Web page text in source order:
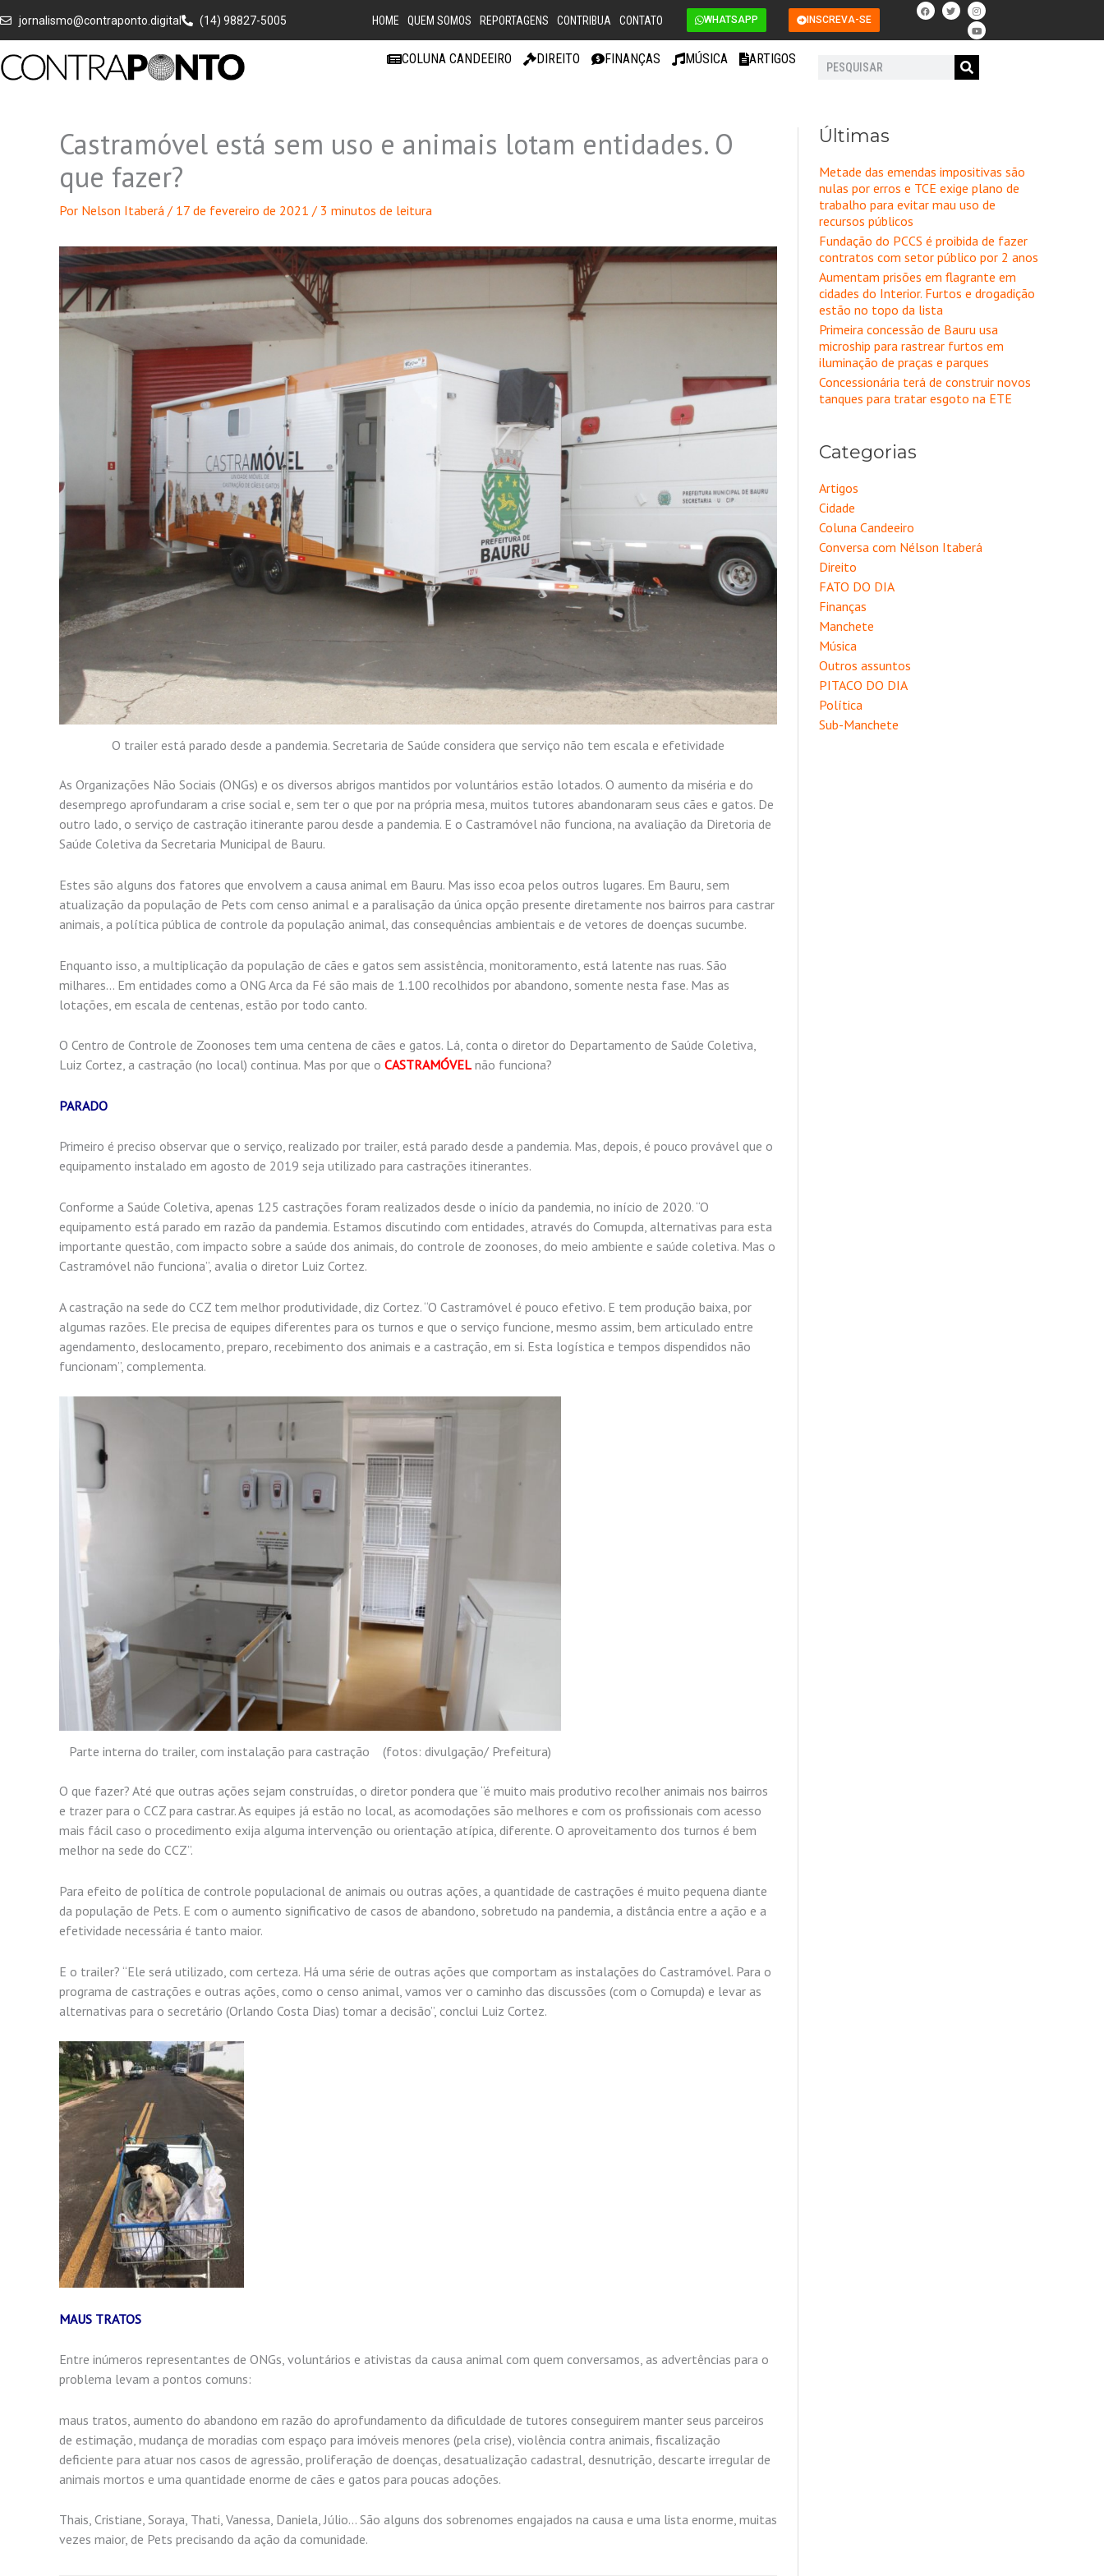
para
conteúdo
jornalismo@contraponto.digital (14) 98827-5005 HOME QUEM SOMOS REPORTAGENS CONTRIBUA CONTATO WHATSAPP INSCREVA-SE
F
a
c
b
T
w
i
t
I
n
s
t
a
r
Y
o
u
t
u
e
COLUNA CANDEEIRO DIREITO FINANÇAS MÚSICA ARTIGOS Pesquisar
Castramóvel está sem uso e animais lotam entidades. O
que fazer?
Por Nelson Itaberá / 17 de fevereiro de 2021 / 3 minutos de leitura
O trailer está parado desde a pandemia. Secretaria de Saúde considera que serviço não tem escala e efetividade
As Organizações Não Sociais (ONGs) e os diversos abrigos mantidos por voluntários estão lotados. O aumento da miséria e do
desemprego aprofundaram a crise social e, sem ter o que por na própria mesa, muitos tutores abandonaram seus cães e gatos. De
outro lado, o serviço de castração itinerante parou desde a pandemia. E o Castramóvel não funciona, na avaliação da Diretoria de
Saúde Coletiva da Secretaria Municipal de Bauru.
Estes são alguns dos fatores que envolvem a causa animal em Bauru. Mas isso ecoa pelos outros lugares. Em Bauru, sem
atualização da população de Pets com censo animal e a paralisação da única opção presente diretamente nos bairros para castrar
animais, a política pública de controle da população animal, das consequências ambientais e de vetores de doenças sucumbe.
Enquanto isso, a multiplicação da população de cães e gatos sem assistência, monitoramento, está latente nas ruas. São
milhares… Em entidades como a ONG Arca da Fé são mais de 1.100 recolhidos por abandono, somente nesta fase. Mas as
lotações, em escala de centenas, estão por todo canto.
O Centro de Controle de Zoonoses tem uma centena de cães e gatos. Lá, conta o diretor do Departamento de Saúde Coletiva,
Luiz Cortez, a castração (no local) continua. Mas por que o CASTRAMÓVEL não funciona?
PARADO
Primeiro é preciso observar que o serviço, realizado por trailer, está parado desde a pandemia. Mas, depois, é pouco provável que o
equipamento instalado em agosto de 2019 seja utilizado para castrações itinerantes.
Conforme a Saúde Coletiva, apenas 125 castrações foram realizados desde o início da pandemia, no início de 2020. “O
equipamento está parado em razão da pandemia. Estamos discutindo com entidades, através do Comupda, alternativas para esta
importante questão, com impacto sobre a saúde dos animais, do controle de zoonoses, do meio ambiente e saúde coletiva. Mas o
Castramóvel não funciona”, avalia o diretor Luiz Cortez.
A castração na sede do CCZ tem melhor produtividade, diz Cortez. “O Castramóvel é pouco efetivo. E tem produção baixa, por
algumas razões. Ele precisa de equipes diferentes para os turnos e que o serviço funcione, mesmo assim, bem articulado entre
agendamento, deslocamento, preparo, recebimento dos animais e a castração, em si. Esta logística e tempos dispendidos não
funcionam”, complementa.
Parte interna do trailer, com instalação para castração (fotos: divulgação/ Prefeitura)
O que fazer? Até que outras ações sejam construídas, o diretor pondera que “é muito mais produtivo recolher animais nos bairros
e trazer para o CCZ para castrar. As equipes já estão no local, as acomodações são melhores e com os profissionais com acesso
mais fácil caso o procedimento exija alguma intervenção ou orientação atípica, diferente. O aproveitamento dos turnos é bem
melhor na sede do CCZ”.
Para efeito de política de controle populacional de animais ou outras ações, a quantidade de castrações é muito pequena diante
da população de Pets. E com o aumento significativo de casos de abandono, sobretudo na pandemia, a distância entre a ação e a
efetividade necessária é tanto maior.
E o trailer? “Ele será utilizado, com certeza. Há uma série de outras ações que comportam as instalações do Castramóvel. Para o
programa de castrações e outras ações, como o censo animal, vamos ver o caminho das discussões (com o Comupda) e levar as
alternativas para o secretário (Orlando Costa Dias) tomar a decisão”, conclui Luiz Cortez.
MAUS TRATOS
Entre inúmeros representantes de ONGs, voluntários e ativistas da causa animal com quem conversamos, as advertências para o
problema levam a pontos comuns:
maus tratos, aumento do abandono em razão do aprofundamento da dificuldade de tutores conseguirem manter seus parceiros
de estimação, mudança de moradias com espaço para imóveis menores (pela crise), violência contra animais, fiscalização
deficiente para atuar nos casos de agressão, proliferação de doenças, desatualização cadastral, desnutrição, descarte irregular de
animais mortos e uma quantidade enorme de cães e gatos para poucas adoções.
Thais, Cristiane, Soraya, Thati, Vanessa, Daniela, Júlio… São alguns dos sobrenomes engajados na causa e uma lista enorme, muitas
vezes maior, de Pets precisando da ação da comunidade.
Últimas
Metade das emendas impositivas são
nulas por erros e TCE exige plano de
trabalho para evitar mau uso de
recursos públicos
Fundação do PCCS é proibida de fazer
contratos com setor público por 2 anos
Aumentam prisões em flagrante em
cidades do Interior. Furtos e drogadição
estão no topo da lista
Primeira concessão de Bauru usa
microship para rastrear furtos em
iluminação de praças e parques
Concessionária terá de construir novos
tanques para tratar esgoto na ETE
Categorias
Artigos
Cidade
Coluna Candeeiro
Conversa com Nélson Itaberá
Direito
FATO DO DIA
Finanças
Manchete
Música
Outros assuntos
PITACO DO DIA
Política
Sub-Manchete